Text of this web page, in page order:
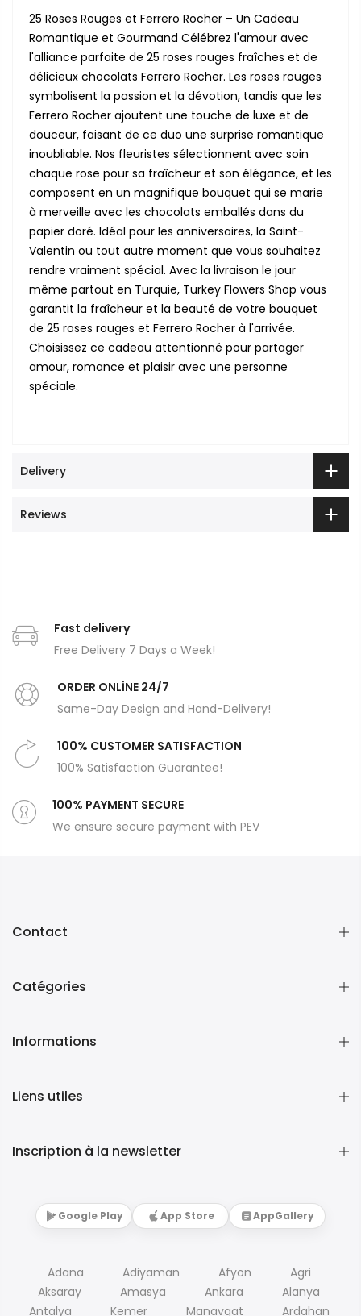
25 Roses Rouges et Ferrero Rocher – Un Cadeau
Romantique et Gourmand Célébrez l'amour avec
l'alliance parfaite de 25 roses rouges fraîches et de
délicieux chocolats Ferrero Rocher. Les roses rouges
symbolisent la passion et la dévotion, tandis que les
Ferrero Rocher ajoutent une touche de luxe et de
douceur, faisant de ce duo une surprise romantique
inoubliable. Nos fleuristes sélectionnent avec soin
chaque rose pour sa fraîcheur et son élégance, et les
composent en un magnifique bouquet qui se marie
à merveille avec les chocolats emballés dans du
papier doré. Idéal pour les anniversaires, la Saint-
Valentin ou tout autre moment que vous souhaitez
rendre vraiment spécial. Avec la livraison le jour
même partout en Turquie, Turkey Flowers Shop vous
garantit la fraîcheur et la beauté de votre bouquet
de 25 roses rouges et Ferrero Rocher à l'arrivée.
Choisissez ce cadeau attentionné pour partager
amour, romance et plaisir avec une personne
spéciale.
Delivery
Reviews
Fast delivery
Free Delivery 7 Days a Week!
ORDER ONLİNE 24/7
Same-Day Design and Hand-Delivery!
100% CUSTOMER SATISFACTION
100% Satisfaction Guarantee!
100% PAYMENT SECURE
We ensure secure payment with PEV
Contact
Catégories
Informations
Liens utiles
Inscription à la newsletter
Google Play App Store AppGallery
Adana Adiyaman Afyon
Agri
Aksaray
Amasya Ankara
Alanya
Antalya
Kemer Manavgat Ardahan